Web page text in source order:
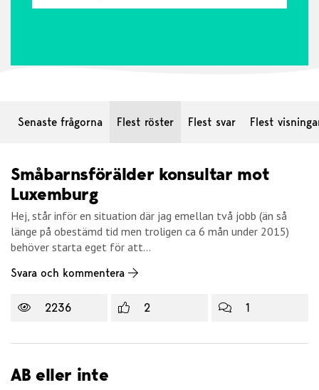
Senaste frågorna Flest röster Flest svar Flest
2236 2 1
Småbarnsförälder konsultar mot
Luxemburg
Hej, står inför en situation där jag emellan två jobb (än så
länge på obestämd tid men troligen ca 6 mån under 2015)
behöver starta eget för att...
Svara och kommentera
AB eller inte